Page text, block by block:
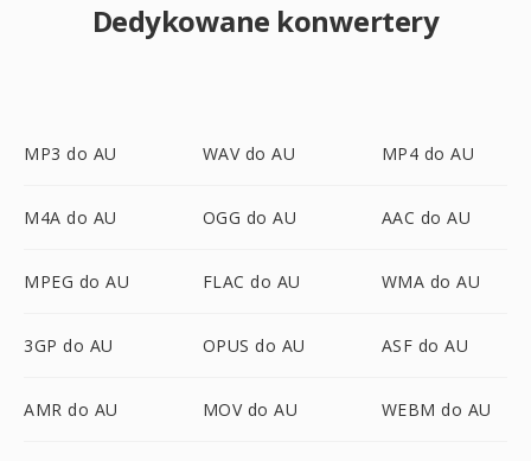
Dedykowane konwertery
MP3 do AU WAV do AU MP4 do AU
M4A do AU OGG do AU AAC do AU
MPEG do AU FLAC do AU WMA do AU
3GP do AU OPUS do AU ASF do AU
AMR do AU MOV do AU WEBM do AU